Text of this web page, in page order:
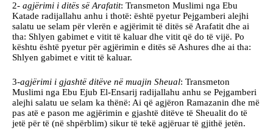
2- agjërimi i ditës së Arafatit: Transmeton Muslimi nga Ebu
Katade radijallahu anhu i thotë: është pyetur Pejgamberi alejhi
salatu ue selam për vlerën e agjërimit të ditës së Arafatit dhe ai
tha: Shlyen gabimet e vitit të kaluar dhe vitit që do të vijë. Po
kështu është pyetur për agjërimin e ditës së Ashures dhe ai tha:
Shlyen gabimet e vitit të kaluar.
3-agjërimi i gjashtë ditëve në muajin Sheual: Transmeton
Muslimi nga Ebu Ejub El-Ensarij radijallahu anhu se Pejgamberi
alejhi salatu ue selam ka thënë: Ai që agjëron Ramazanin dhe më
pas atë e pason me agjërimin e gjashtë ditëve të Sheualit do të
jetë për të (në shpërblim) sikur të tekë agjëruar të gjithë jetën.